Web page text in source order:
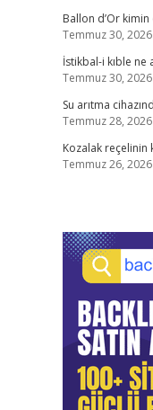
Ballon d’Or kimin
Temmuz 30, 2026
İstikbal-i kıble ne
Temmuz 30, 2026
Su arıtma
Temmuz 28, 2026
Kozalak reçelinin
Temmuz 26, 2026